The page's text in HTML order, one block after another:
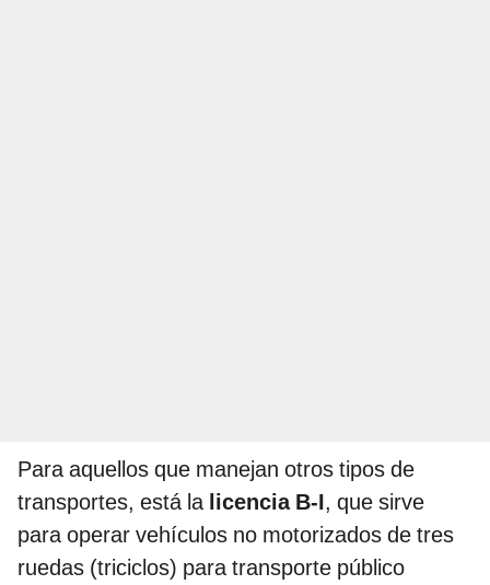
Para aquellos que manejan otros tipos de
transportes, está lalicencia B-I, que sirve
para operar vehículos no motorizados de tres
ruedas (triciclos) para transporte público